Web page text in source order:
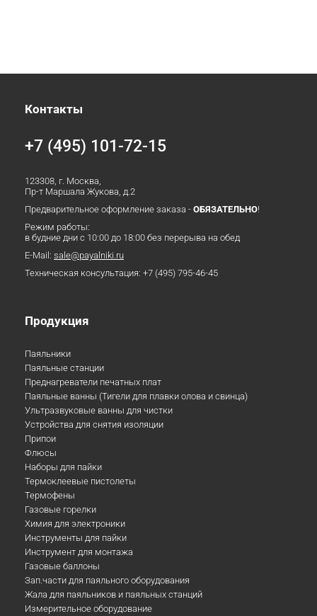
Контакты
+7 (495) 101-72-15
123308, г. Москва,
Пр-т Маршала Жукова, д.2
Предварительное оформление заказа - ОБЯЗАТЕЛЬНО!
Режим работы:
в будние дни с 10:00 до 18:00 без перерыва на обед
E-Mail: sale@payalniki.ru
Техническая консультация: +7 (495) 795-46-45
Продукция
Паяльники
Паяльные станции
Преднагреватели печатных плат
Паяльные ванны (Тигели для плавки олова и свинца)
Ультразвуковые ванны для чистки
Устройства для снятия изоляции
Припои
Флюсы
Наборы для пайки
Термоклеевые пистолеты
Термофены
Газовые горелки
Химия для электроники
Инструменты для пайки
Инструмент для монтажа
Газовые баллоны
Зап.части для паяльного оборудования
Жала для паяльников и паяльных станций
Измерительное оборудование